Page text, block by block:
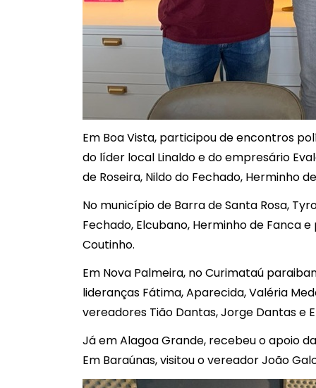
Em Boa Vista, participou de encontros
do líder local Linaldo e do empresário
de Roseira, Nildo do Fechado, Herminho
No município de Barra de Santa Rosa,
Fechado, Elcubano, Herminho de Fanca
Coutinho.
Em Nova Palmeira, no Curimataú
lideranças Fátima, Aparecida, Valéria
vereadores Tião Dantas, Jorge Dantas e
Já em Alagoa Grande, recebeu o apoio
Em Baraúnas, visitou o vereador João